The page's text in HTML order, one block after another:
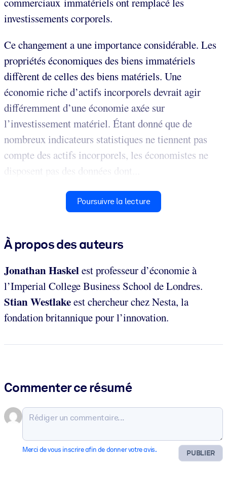
investissements corporels.
Ce changement a une importance considérable. Les
propriétés économiques des biens immatériels
diffèrent de celles des biens matériels. Une
économie riche d’actifs incorporels devrait agir
différemment d’une économie axée sur
l’investissement matériel. Étant donné que de
nombreux indicateurs statistiques ne tiennent pas
compte des actifs incorporels, les économistes ne
disposent pas des données dont...
Poursuivre la lecture
À propos des auteurs
Jonathan Haskelest professeur d’économie à
l’Imperial College Business School de Londres.
Stian Westlakeest chercheur chez Nesta, la
fondation britannique pour l’innovation.
Commenter ce résumé
PUBLIER
Merci de vous inscrire afin de donner votre avis.